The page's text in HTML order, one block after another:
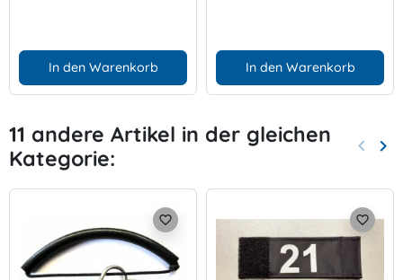
In den Warenkorb In den Warenkorb
11 andere Artikel in der gleichen
Kategorie:
Zurück
keyboard_arrow_left keyboard_arrow_right
favorite_border favorite_border